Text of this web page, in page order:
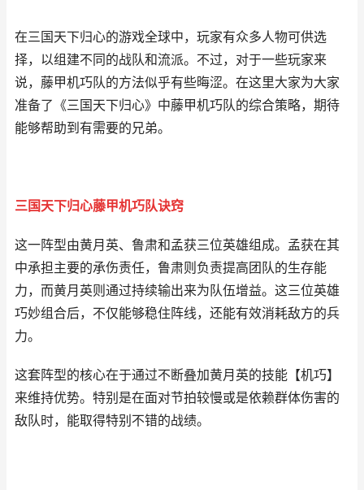
在三国天下归心的游戏全球中，玩家有众多人物可供选
择，以组建不同的战队和流派。不过，对于一些玩家来
说，藤甲机巧队的方法似乎有些晦涩。在这里大家为大家
准备了《三国天下归心》中藤甲机巧队的综合策略，期待
能够帮助到有需要的兄弟。
三国天下归心藤甲机巧队诀窍
这一阵型由黄月英、鲁肃和孟获三位英雄组成。孟获在其
中承担主要的承伤责任，鲁肃则负责提高团队的生存能
力，而黄月英则通过持续输出来为队伍增益。这三位英雄
巧妙组合后，不仅能够稳住阵线，还能有效消耗敌方的兵
力。
这套阵型的核心在于通过不断叠加黄月英的技能【机巧】
来维持优势。特别是在面对节拍较慢或是依赖群体伤害的
敌队时，能取得特别不错的战绩。